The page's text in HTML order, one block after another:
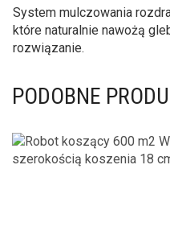
System mulczowania
które naturalnie nawożą
rozwiązanie.
PODOBNE